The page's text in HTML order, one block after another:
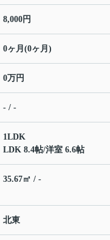
8,000円
0ヶ月(0ヶ月)
0万円
- / -
1LDK
LDK 8.4帖/洋室 6.6帖
35.67㎡ / -
北東